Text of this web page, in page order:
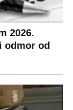
dinara!